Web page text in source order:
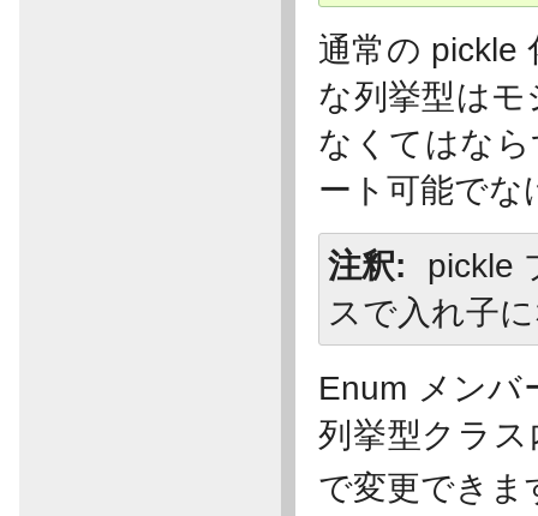
通常の pickle
な列挙型は
なくてはな
ート可能で
注釈
pickle
スで入れ子
Enum メンバ
列挙型クラ
で変更できま